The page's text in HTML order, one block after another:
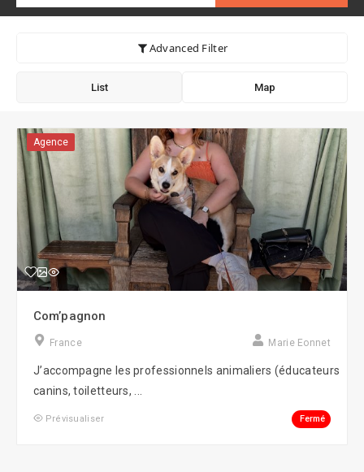
Advanced Filter
List Map
Agence
Com’pagnon
France Marie Eonnet
J’accompagne les professionnels animaliers (éducateurs
canins, toiletteurs, ...
Prévisualiser Fermé